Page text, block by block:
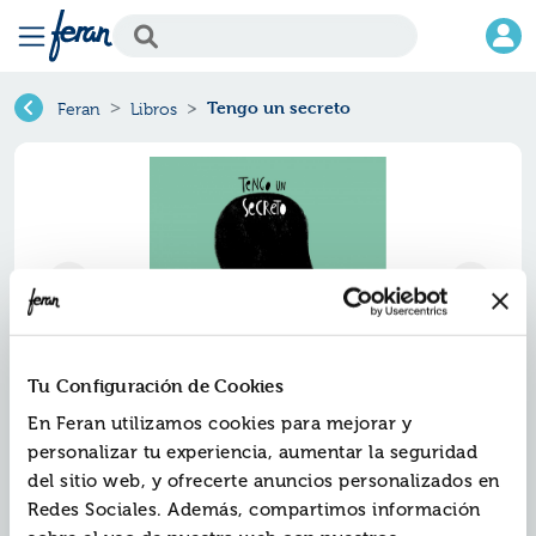
Tu Configuración de Cookies
En Feran utilizamos cookies para mejorar y
personalizar tu experiencia, aumentar la seguridad
del sitio web, y ofrecerte anuncios personalizados en
Redes Sociales. Además, compartimos información
Feran Libros Tengo un secreto
Tengo un secreto
Ref.ZZZ-0252448
ISBN:9788410252448